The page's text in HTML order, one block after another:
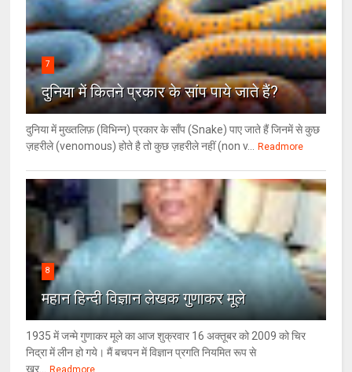
7
दुनिया में कितने प्रकार के सांप पाये जाते हैं?
दुनिया में मुख्तलिफ़ (विभिन्न) प्रकार के साँप (Snake) पाए जाते हैं जिनमें से कुछ
ज़हरीले (venomous) होते है तो कुछ ज़हरीले नहीं (non v...
Readmore
8
महान हिन्दी विज्ञान लेखक गुणाकर मूले
1935 में जन्मे गुणाकर मूले का आज शुक्रवार 16 अक्तूबर को 2009 को चिर
निद्रा में लीन हो गये। मैं बचपन में विज्ञान प्रगति नियमित रूप से
खर...
Readmore